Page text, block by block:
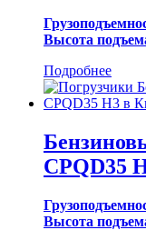
Высота
Подробнее
CPQD35
Высота